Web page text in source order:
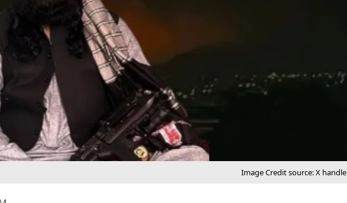
Image Credit source: X handle